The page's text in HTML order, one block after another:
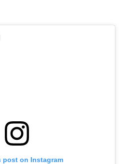
post on Instagram